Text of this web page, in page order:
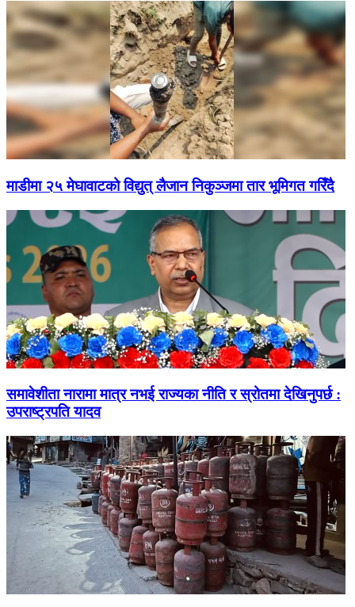
माडीमा २५ मेघावाटको विद्युत् लैजान निकुञ्जमा तार भूमिगत गरिँदै
समावेशीता नारामा मात्र नभई राज्यका नीति र स्रोतमा देखिनुपर्छ :
उपराष्ट्रपति यादव